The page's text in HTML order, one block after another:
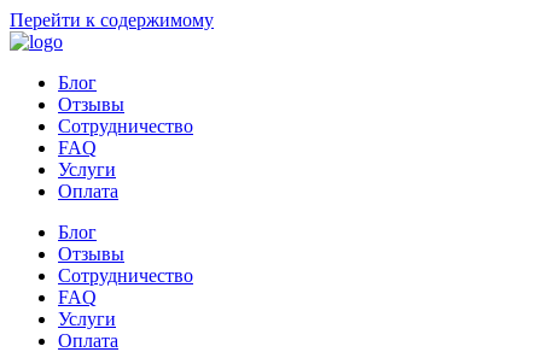
Перейти к содержимому
Блог
Отзывы
Сотрудничество
FAQ
Услуги
Оплата
Блог
Отзывы
Сотрудничество
FAQ
Услуги
Оплата